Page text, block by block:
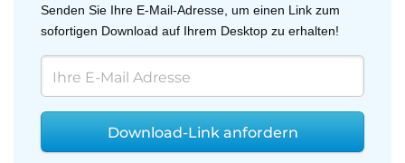
Senden Sie Ihre E-Mail-Adresse, um einen Link zum
sofortigen Download auf Ihrem Desktop zu erhalten!
Download-Link anfordern